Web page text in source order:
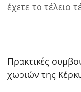
έχετε το τέλειο
Πρακτικές
χωριών της